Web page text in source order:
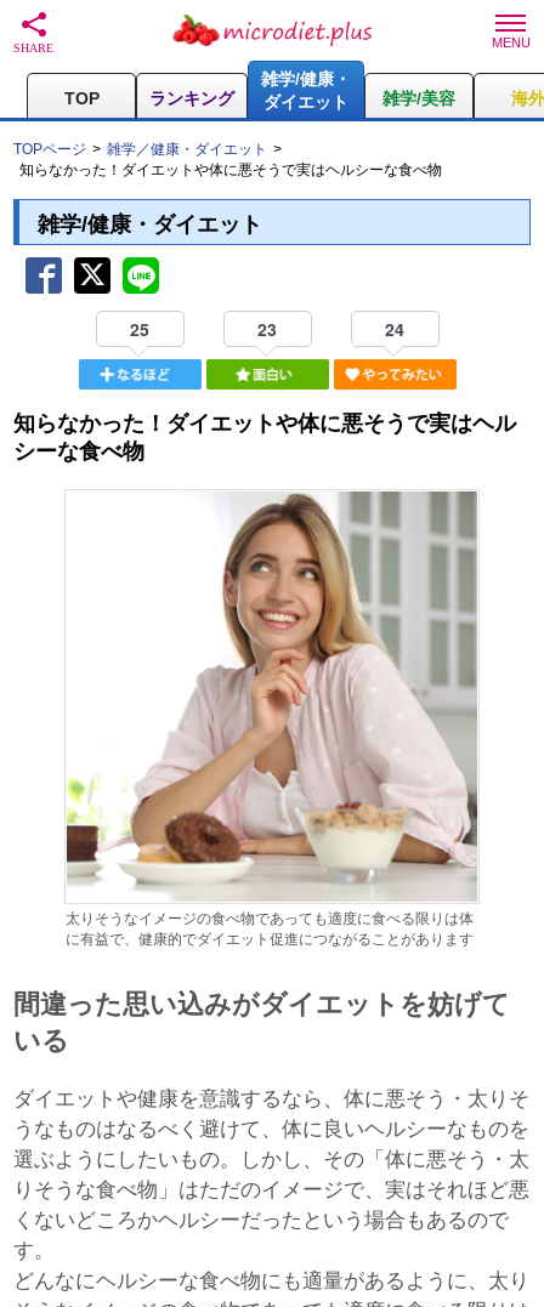
TOP ランキング
雑学/健康・
ダイエット
雑学/美容 海
TOPページ
雑学／健康・ダイエット
知らなかった！ダイエットや体に悪そうで実はヘルシーな食べ物
雑学/健康・ダイエット
25 23 24
知らなかった！ダイエットや体に悪そうで実はヘル
シーな食べ物
太りそうなイメージの食べ物であっても適度に食べる限りは体
に有益で、健康的でダイエット促進につながることがあります
間違った思い込みがダイエットを妨げて
いる
ダイエットや健康を意識するなら、体に悪そう・太りそ
うなものはなるべく避けて、体に良いヘルシーなものを
選ぶようにしたいもの。しかし、その「体に悪そう・太
りそうな食べ物」はただのイメージで、実はそれほど悪
くないどころかヘルシーだったという場合もあるので
す。
どんなにヘルシーな食べ物にも適量があるように、太り